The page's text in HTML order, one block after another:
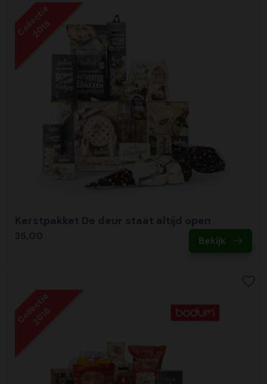
Collectie
2018
Bekijk
Collectie
2018